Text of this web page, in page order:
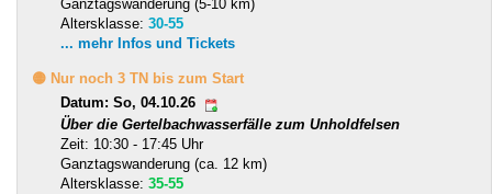
Ganztagswanderung (5-10 km)
Altersklasse: 30-55
... mehr Infos und Tickets
🟡 Nur noch 3 TN bis zum Start
Datum: So, 04.10.26
Über die Gertelbachwasserfälle zum Unholdfelsen
Zeit: 10:30 - 17:45 Uhr
Ganztagswanderung (ca. 12 km)
Altersklasse: 35-55